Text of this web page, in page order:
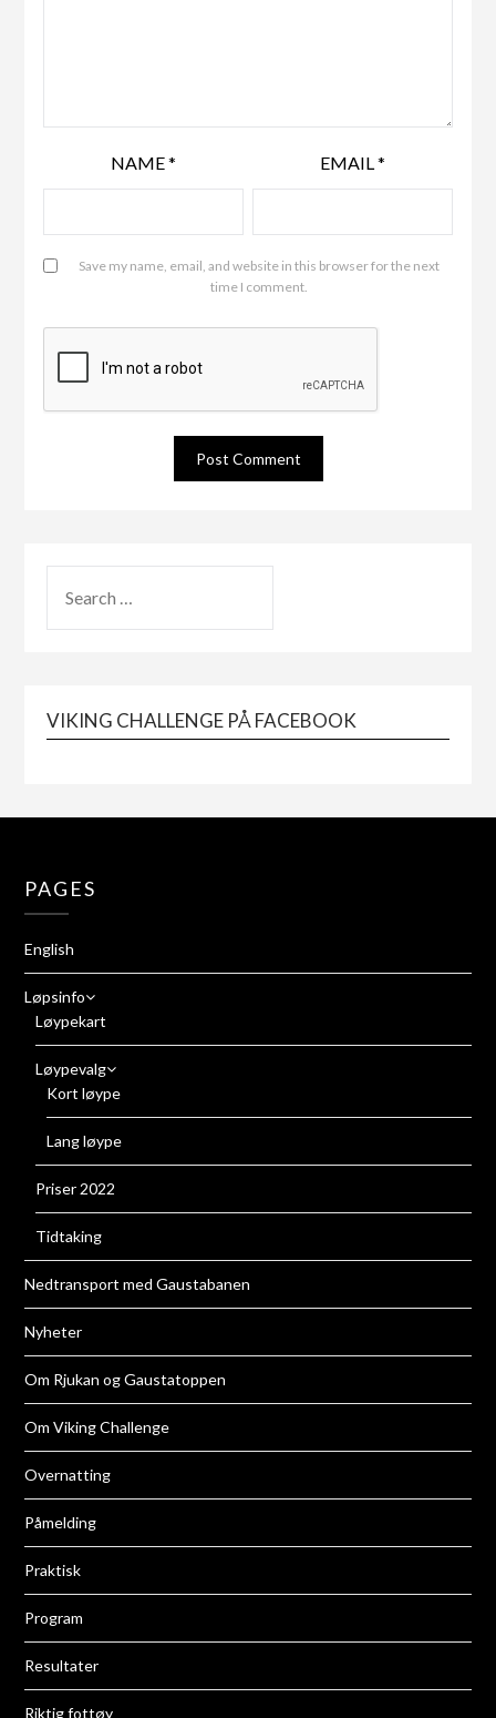
NAME* EMAIL*
Save my name, email, and website in this browser for the next
time I comment.
VIKING CHALLENGE PÅ FACEBOOK
PAGES
English
Løpsinfo
Løypekart
Løypevalg
Kort løype
Lang løype
Priser 2022
Tidtaking
Nedtransport med Gaustabanen
Nyheter
Om Rjukan og Gaustatoppen
Om Viking Challenge
Overnatting
Påmelding
Praktisk
Program
Resultater
Riktig fottøy